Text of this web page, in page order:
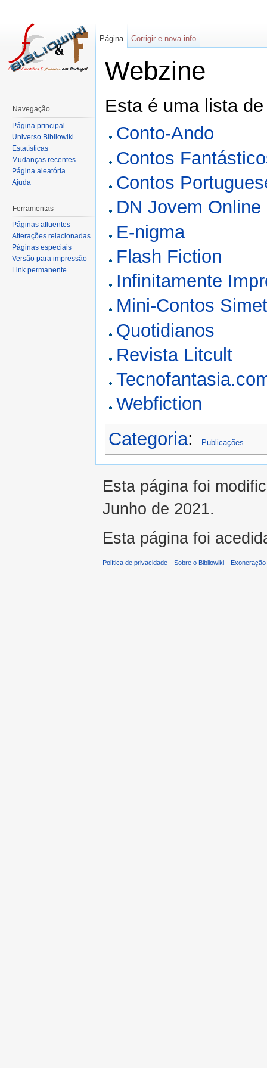
Webzine
Esta é uma lista
Conto-Ando
Contos
Contos
DN Jovem Online
E-nigma
Flash Fiction
Infinitamente
Mini-Contos
Quotidianos
Revista Litcult
Webfiction
Categoria: Publicações
Página Corrigir e nova info
Navegação
Página principal
Universo Bibliowiki
Estatísticas
Mudanças recentes
Página aleatória
Ajuda
Ferramentas
Páginas afluentes
Alterações relacionadas
Páginas especiais
Versão para impressão
Link permanente
Esta página foi
Junho de 2021.
Esta página foi
Política de privacidade Sobre o Bibliowiki